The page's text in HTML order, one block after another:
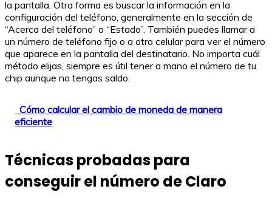
la pantalla. Otra forma es buscar la información en la
configuración del teléfono, generalmente en la sección de
“Acerca del teléfono” o “Estado”. También puedes llamar a
un número de teléfono fijo o a otro celular para ver el número
que aparece en la pantalla del destinatario. No importa cuál
método elijas, siempre es útil tener a mano el número de tu
chip aunque no tengas saldo.
Cómo calcular el cambio de moneda de manera
eficiente
Técnicas probadas para
conseguir el número de Claro